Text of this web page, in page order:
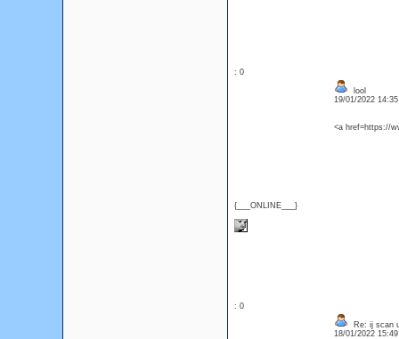
: 0
{___ONLINE___}
lool
19/01/2022
<a href=https://
: 0
Re: ij scan
18/01/2022